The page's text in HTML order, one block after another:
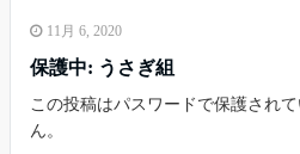
11月 6, 2020
保護中: うさぎ組
この投稿はパスワードで保護され
ん。